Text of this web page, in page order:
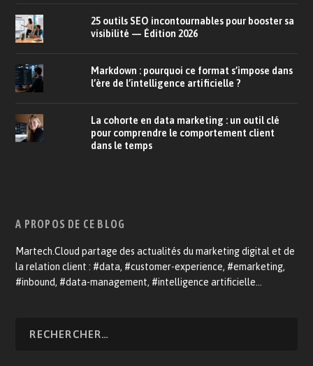
25 outils SEO incontournables pour booster sa
visibilité — Édition 2026
Markdown : pourquoi ce format s’impose dans
l’ère de l’intelligence artificielle ?
La cohorte en data marketing : un outil clé
pour comprendre le comportement client
dans le temps
A PROPOS DE CE BLOG
Martech.Cloud partage des actualités du marketing digital et de
la relation client : #data, #customer-experience, #emarketing,
#inbound, #data-management, #intelligence artificielle…